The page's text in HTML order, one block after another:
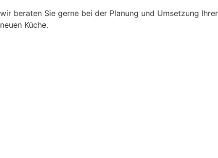
wir beraten Sie gerne bei der Planung und Umsetzung Ihrer
neuen Küche.